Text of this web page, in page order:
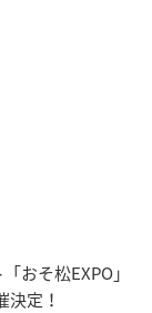
おそ松EXPO」
定！